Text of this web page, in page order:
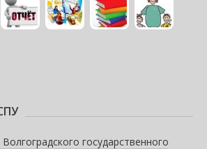
государственного